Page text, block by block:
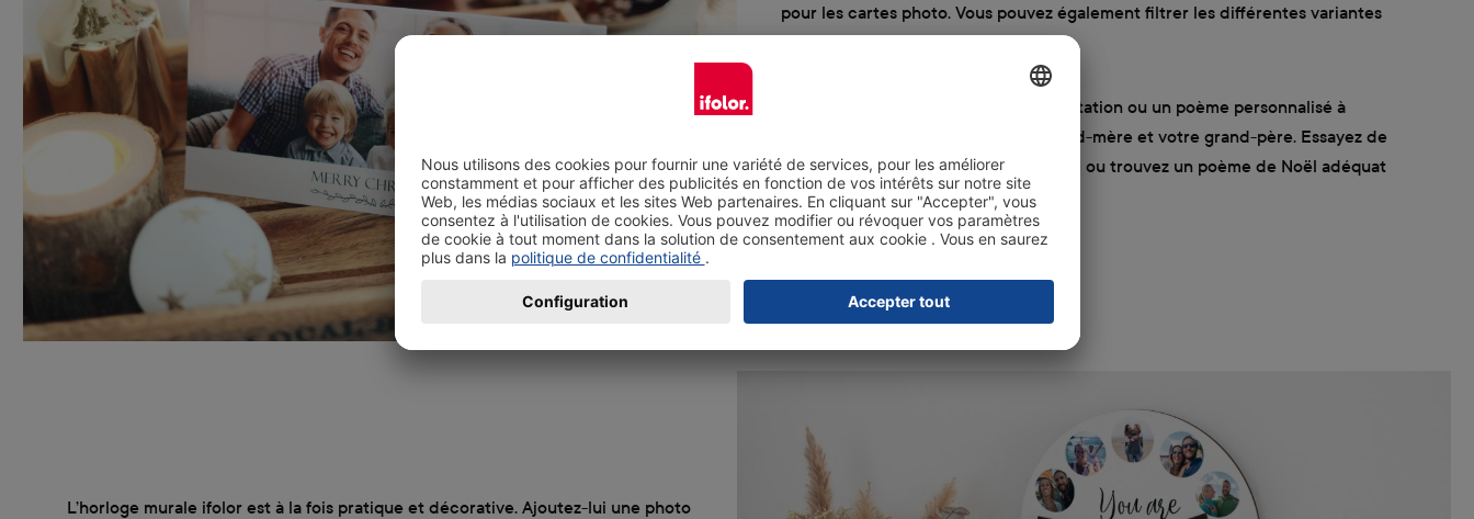
pour les cartes photo. Vous pouvez également filtrer les différentes variantes
pour une ou plusieurs photos.
Une carte de vœux avec une petite citation ou un poème personnalisé à
l’intérieur sera parfait pour votre grand-mère et votre grand-père. Essayez de
faire des rimes avec vos vœux de Noël ou trouvez un poème de Noël adéquat
pour votre carte de vœux photo.
L’horloge murale ifolor est à la fois pratique et décorative. Ajoutez-lui une photo